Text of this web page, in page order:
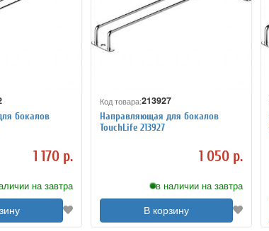
бокалов
1 170 р.
на завтра
Код товара:213927
Направляющая для бокалов
TouchLife 213927
1 050 р.
в наличии на завтра
В корзину